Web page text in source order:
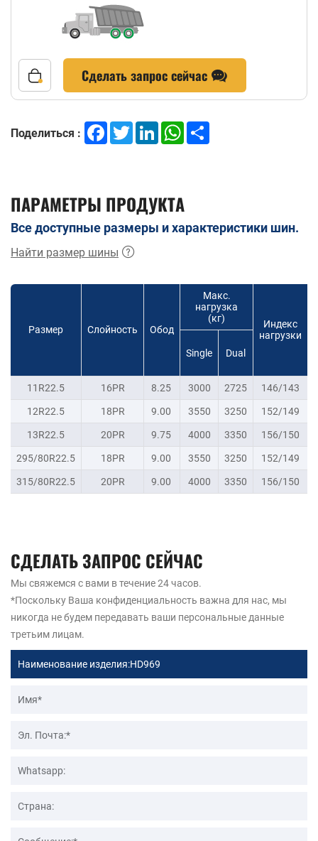
Сделать запрос сейчас
Поделиться : FacebookTwitterLinkedInWhatsApp
ПАРАМЕТРЫ ПРОДУКТА
Все доступные размеры и характеристики шин.
Найти размер шины
Размер Слойность Обод
Макс.
нагрузка
(кг)
Индекс
нагрузки
Single
Dual
11R22.5 16PR 8.25 3000 2725
146/143
12R22.5
18PR 9.00 3550 3250
152/149
13R22.5
20PR 9.75 4000 3350
156/150
295/80R22.5
18PR 9.00 3550 3250
152/149
315/80R22.5
20PR 9.00 4000 3350 156/150
СДЕЛАТЬ ЗАПРОС СЕЙЧАС
Мы свяжемся с вами в течение 24 часов.
*Поскольку Ваша конфиденциальность важна для нас, мы
никогда не будем передавать ваши персональные данные
третьим лицам.